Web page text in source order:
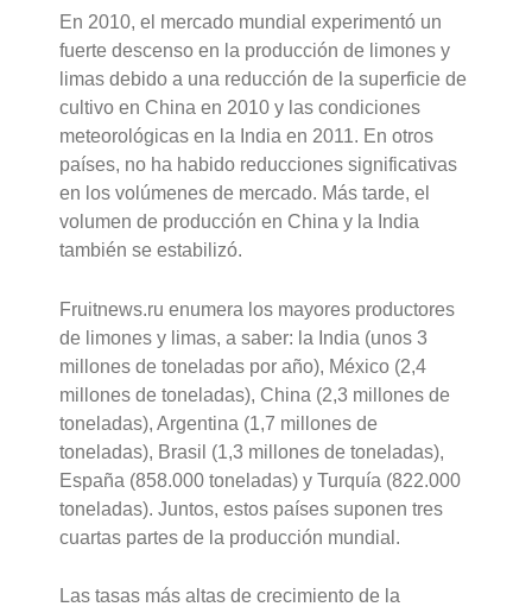
En 2010, el mercado mundial experimentó un
fuerte descenso en la producción de limones y
limas debido a una reducción de la superficie de
cultivo en China en 2010 y las condiciones
meteorológicas en la India en 2011. En otros
países, no ha habido reducciones significativas
en los volúmenes de mercado. Más tarde, el
volumen de producción en China y la India
también se estabilizó.
Fruitnews.ru enumera los mayores productores
de limones y limas, a saber: la India (unos 3
millones de toneladas por año), México (2,4
millones de toneladas), China (2,3 millones de
toneladas), Argentina (1,7 millones de
toneladas), Brasil (1,3 millones de toneladas),
España (858.000 toneladas) y Turquía (822.000
toneladas). Juntos, estos países suponen tres
cuartas partes de la producción mundial.
Las tasas más altas de crecimiento de la